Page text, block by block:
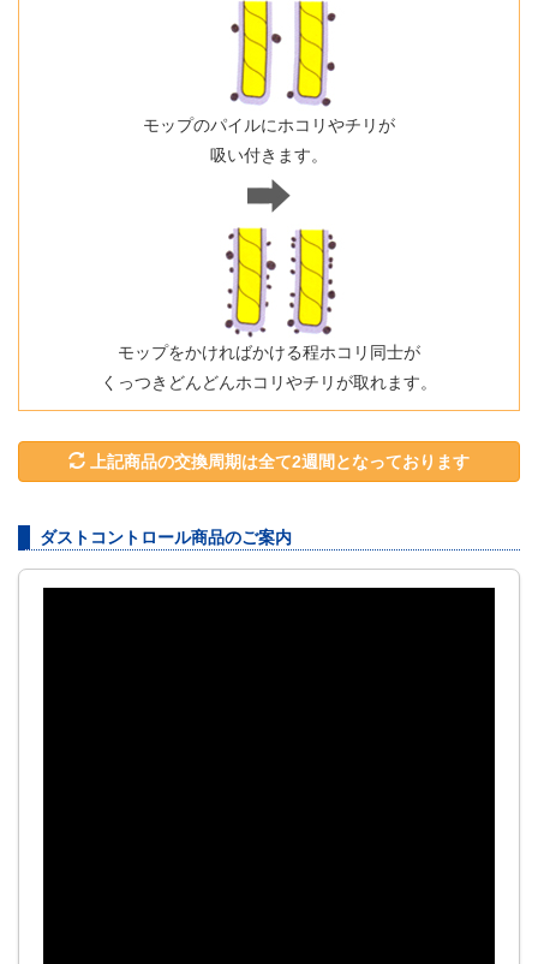
モップのパイルにホコリやチリが
吸い付きます。
モップをかければかける程ホコリ同士が
くっつきどんどんホコリやチリが取れます。
上記商品の交換周期は全て2週間となっております
ダストコントロール商品のご案内